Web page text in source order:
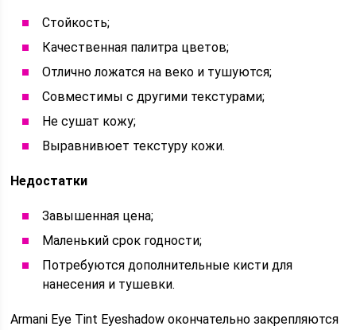
Стойкость;
Качественная палитра цветов;
Отлично ложатся на веко и тушуются;
Совместимы с другими текстурами;
Не сушат кожу;
Выравнивюет текстуру кожи.
Недостатки
Завышенная цена;
Маленький срок годности;
Потребуются дополнительные кисти для
нанесения и тушевки.
Armani Eye Tint Eyeshadow окончательно закрепляются